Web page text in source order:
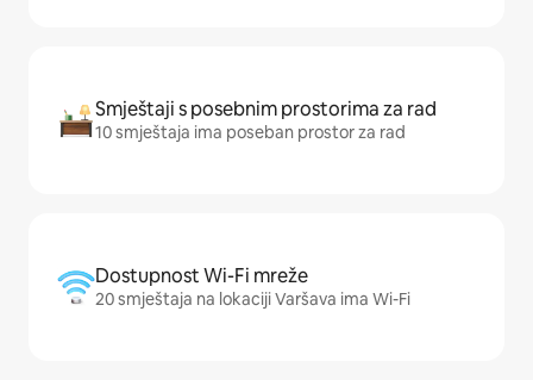
Smještaji s posebnim prostorima za rad
10 smještaja ima poseban prostor za rad
Dostupnost Wi-Fi mreže
20 smještaja na lokaciji Varšava ima Wi-Fi